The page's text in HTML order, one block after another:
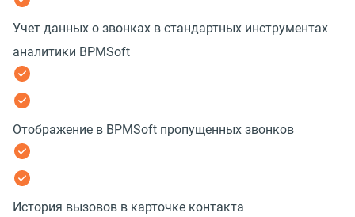
Учет данных о звонках в стандартных инструментах
аналитики BPMSoft
Отображение в BPMSoft пропущенных звонков
История вызовов в карточке контакта